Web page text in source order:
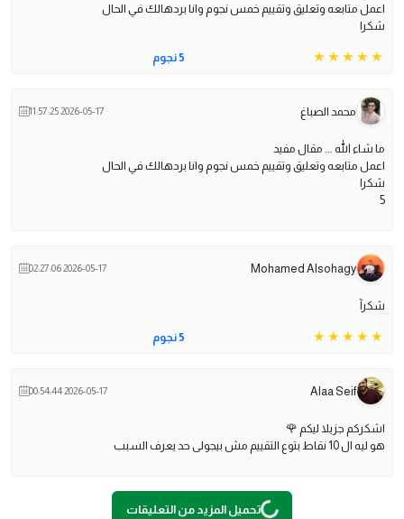
اعمل متابعه وتعليق وتقييم خمس نجوم وانا بردهالك في الحال
شكرا
5 نجوم
محمد الصباغ 2026-05-17 11:57:25
ما شاء الله ... مقال مفيد
اعمل متابعه وتعليق وتقييم خمس نجوم وانا بردهالك في الحال
شكرا
5
Mohamed Alsohagy
2026-05-17 02:27:06
شكرآ
5 نجوم
Alaa Seif
2026-05-17 00:54:44
اشكركم جزيلا ليكم 🌹
هو ليه ال 10 نقاط بتوع التقييم مش بيجولى حد يعرف السبب
L
O
A
D
In
G...
تحميل المزيد من التعليقات